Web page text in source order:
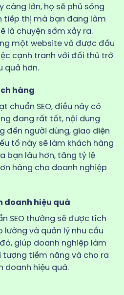
càng lớn, họ sẽ phủ sóng
tiếp thị mà bạn đang làm
là chuyện sớm xảy ra.
một website và được đầu
cạnh tranh với đối thủ trở
quả hơn.
hàng
chuẩn SEO, điều này có
đang rất tốt, nội dung
đến người dùng, giao diện
tố này sẽ làm khách hàng
bạn lâu hơn, tăng tỷ lệ
hàng cho doanh nghiệp
doanh hiệu quả
SEO thường sẽ được tích
lường và quản lý nhu cầu
giúp doanh nghiệp làm
tiềm năng và cho ra
doanh hiệu quả.